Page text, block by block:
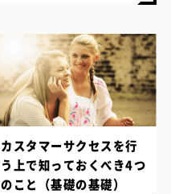
カスタマーサクセスを行
う上で知っておくべき4つ
のこと（基礎の基礎）